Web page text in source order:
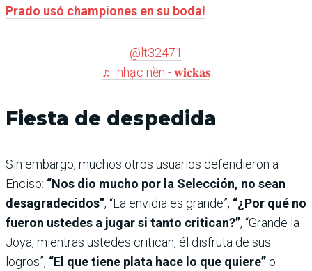
Prado usó championes en su boda!
@lt32471
♬ nhạc nền - 𝐰𝐢𝐜𝐤𝐚𝐬
Fiesta de despedida
Sin embargo, muchos otros usuarios defendieron a
Enciso: “Nos dio mucho por la Selección, no sean
desagradecidos”, “La envidia es grande”, “¿Por qué no
fueron ustedes a jugar si tanto critican?”, “Grande la
Joya, mientras ustedes critican, él disfruta de sus
logros”, “El que tiene plata hace lo que quiere” o